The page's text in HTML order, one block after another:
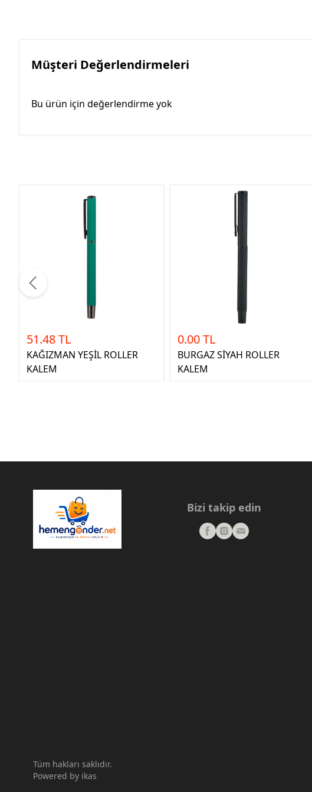
Müşteri Değerlendirmeleri
Bu ürün için değerlendirme yok
51.48 TL
KAĞIZMAN YEŞİL ROLLER
KALEM
0.00 TL
BURGAZ SİYAH ROLLER
KALEM
Bizi takip edin
Tüm hakları saklıdır.
Powered by ikas